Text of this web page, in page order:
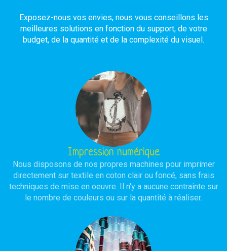
Exposez-nous vos envies, nous vous conseillons les
meilleures solutions en fonction du support, de votre
budget, de la quantité et de la complexité du visuel.
Impression numérique
Nous disposons de nos propres machines pour imprimer
directement sur textile en coton clair ou foncé, sans frais
techniques de mise en oeuvre. Il n'y a aucune contrainte sur
le nombre de couleurs ou sur la quantité à réaliser.